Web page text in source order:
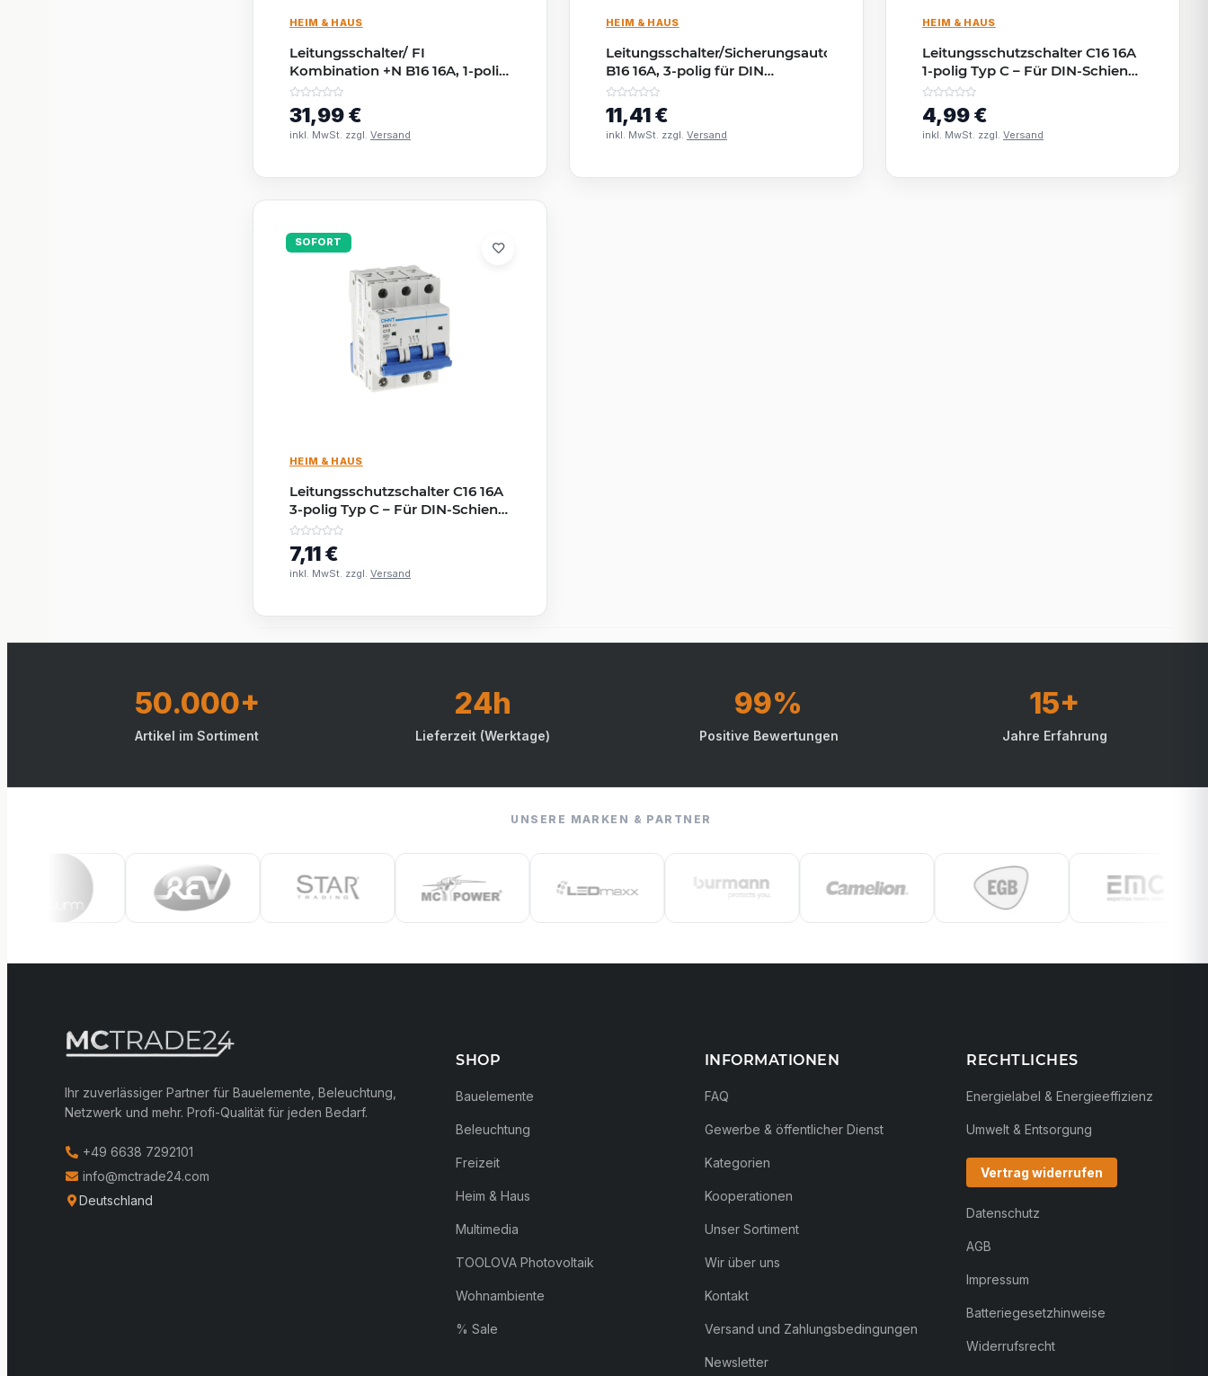
HEIM & HAUS
Leitungsschalter/ FI
Kombination +N B16 16A, 1-polig
für DIN Trägerschiene
31,99 €
inkl. MwSt. zzgl. Versand
HEIM & HAUS
Leitungsschalter/Sicherungsautomat
B16 16A, 3-polig für DIN
Trägerschiene
11,41 €
inkl. MwSt. zzgl. Versand
HEIM & HAUS
Leitungsschutzschalter C16 16A
1-polig Typ C – Für DIN-Schiene
| IP20
4,99 €
inkl. MwSt. zzgl. Versand
SOFORT
HEIM & HAUS
Leitungsschutzschalter C16 16A
3-polig Typ C – Für DIN-Schiene
| IP20
7,11 €
inkl. MwSt. zzgl. Versand
50.000+
Artikel im Sortiment
24h
Lieferzeit (Werktage)
99%
Positive Bewertungen
15+
Jahre Erfahrung
UNSERE MARKEN & PARTNER
Ihr zuverlässiger Partner für Bauelemente, Beleuchtung,
Netzwerk und mehr. Profi-Qualität für jeden Bedarf.
+49 6638 7292101
info@mctrade24.com
Deutschland
SHOP
Bauelemente
Beleuchtung
Freizeit
Heim & Haus
Multimedia
TOOLOVA Photovoltaik
Wohnambiente
% Sale
INFORMATIONEN
FAQ
Gewerbe & öffentlicher Dienst
Kategorien
Kooperationen
Unser Sortiment
Wir über uns
Kontakt
Versand und Zahlungsbedingungen
Newsletter
RECHTLICHES
Energielabel & Energieeffizienz
Umwelt & Entsorgung
Vertrag widerrufen
Datenschutz
AGB
Impressum
Batteriegesetzhinweise
Widerrufsrecht